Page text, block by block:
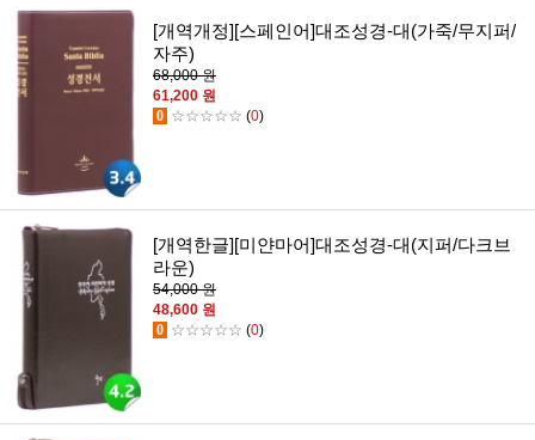
[개역개정][스페인어]대조성경-대(가죽/무지퍼/
자주)
68,000 원
61,200 원
0 ☆☆☆☆☆ (0)
[개역한글][미얀마어]대조성경-대(지퍼/다크브
라운)
54,000 원
48,600 원
0 ☆☆☆☆☆ (0)